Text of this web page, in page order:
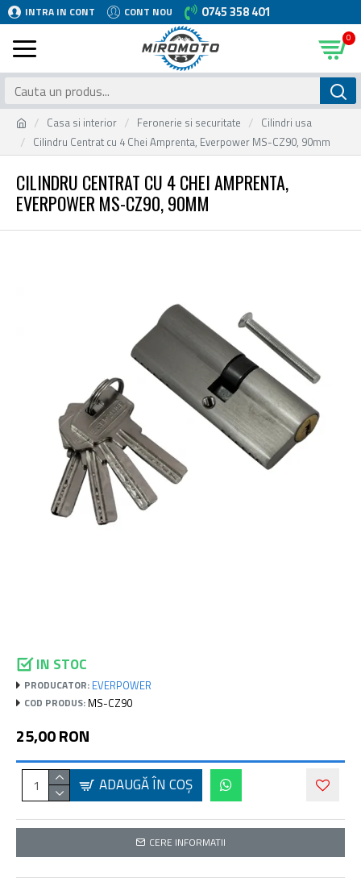
INTRA IN CONT CONT NOU 0745 358 401
0
Casa si interior Feronerie si securitate
Cilindri usa
Cilindru Centrat cu 4 Chei Amprenta, Everpower MS-CZ90, 90mm
CILINDRU CENTRAT CU 4 CHEI AMPRENTA,
EVERPOWER MS-CZ90, 90MM
IN STOC
PRODUCATOR: EVERPOWER
COD PRODUS: MS-CZ90
25,00 RON
ADAUGĂ ÎN COŞ
CERE INFORMATII